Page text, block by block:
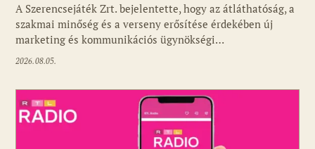
Fotó: media1.hu
A Szerencsejáték Zrt. bejelentette, hogy az átláthatóság, a
szakmai minőség és a verseny erősítése érdekében új
marketing és kommunikációs ügynökségi…
2026.08.05.